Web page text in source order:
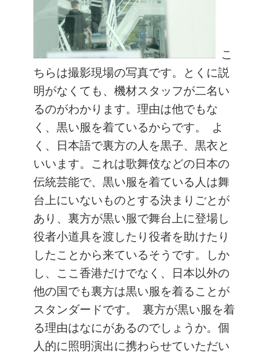
こ
ちらは撮影現場の写真です。とくに説
明がなくても、機材スタッフが二名い
るのがわかります。理由は他でもな
く、黒い服を着ているからです。
よ
く、日本語で裏方の人を黒子、黒衣と
いいます。これは歌舞伎などの日本の
伝統芸能で、黒い服を着ている人は舞
台上にいないものとする決まりごとが
あり、裏方が黒い服で舞台上に登場し
役者小道具を渡したり役者を助けたり
したことから来ているそうです。しか
し、ここ香港だけでなく、日本以外の
他の国でも裏方は黒い服を着ることが
スタンダードです。
裏方が黒い服を着
る理由はなにがあるのでしょうか。個
人的に照明演出に携わらせていただい